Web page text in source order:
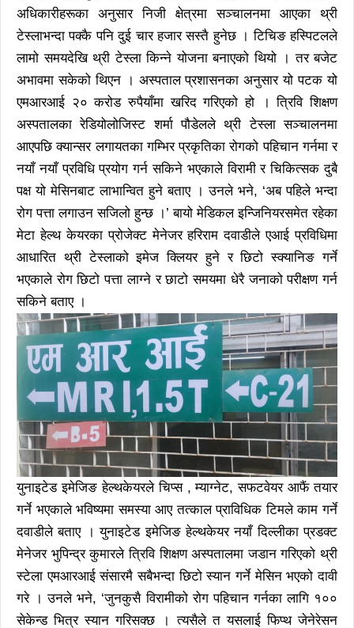
अधिकारीहरूका अनुसार निजी क्षेत्रमा सञ्चालनमा आएका थ्री
टेस्लाभन्दा पक्कै पनि दुई चार हजार सस्तै हुनेछ । टिचिङ हस्पिटलले
लामो समयदेखि थ्री टेस्ला किन्ने योजना बनाएको थियो । तर बजेट
अभावमा सकेको थिएन । अस्पताल प्रशासनका अनुसार यो पटक यो
एमआरआई २० करोड रुपैयाँमा खरिद गरिएको हो । त्रिवि शिक्षण
अस्पतालका रेडियोलोजिस्ट शर्मा पौडेलले थ्री टेस्ला सञ्चालनमा
आएपछि क्यान्सर लगायतका गम्भिर प्रकृतिका रोगको पहिचान गर्नमा र
नयाँ नयाँ प्रविधि प्रयोग गर्न सकिने भएकाले विरामी र चिकित्सक दुबै
पक्ष यो मेसिनबाट लाभान्वित हुने बताए । उनले भने, ‘अब पहिले भन्दा
रोग पत्ता लगाउन सजिलो हुन्छ ।’ बायो मेडिकल इन्जिनियरसमेत रहेका
मेटा हेल्थ केयरका प्रोजेक्ट मेनेजर हरिराम दवाडीले एआई प्रविधिमा
आधारित थ्री टेस्लाको इमेज क्लियर हुने र छिटो स्क्यानिङ गर्ने
भएकाले रोग छिटो पत्ता लाग्ने र छाटो समयमा धेरै जनाको परीक्षण गर्न
सकिने बताए ।
युनाइटेड इमेजिङ हेल्थकेयरले चिप्स , म्याग्नेट, सफटवेयर आफैं तयार
गर्ने भएकाले भविष्यमा समस्या आए तत्काल प्राविधिक टिमले काम गर्ने
दवाडीले बताए । युनाइटेड इमेजिङ हेल्थकेयर नयाँ दिल्लीका प्रडक्ट
मेनेजर भुपिन्द्र कुमारले त्रिवि शिक्षण अस्पतालमा जडान गरिएको थ्री
स्टेला एमआरआई संसारमै सबैभन्दा छिटो स्यान गर्ने मेसिन भएको दावी
गरे । उनले भने, ‘जुनकुसै विरामीको रोग पहिचान गर्नका लागि १००
सेकेन्ड भित्र स्यान गरिसक्छ । त्यसैले त यसलाई फिप्थ जेनेरेसन